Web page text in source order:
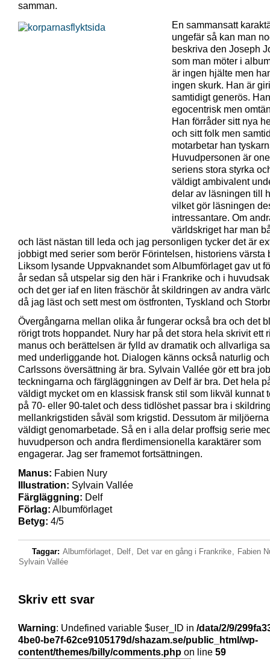
samman.
En sammansatt
ungefär så kan man
beskriva den Joseph
som man möter i
är ingen hjälte men
ingen skurk. Han är
samtidigt generös. Han
egocentrisk men
Han förråder sitt nya
och sitt folk men
motarbetar han
Huvudpersonen är
seriens stora styrka
väldigt ambivalent
delar av läsningen till
vilket gör läsningen
intressantare. Om
världskriget har man
och läst nästan till leda och jag personligen tycker det är
jobbigt med serier som berör Förintelsen, historiens värsta
Liksom lysande Uppvaknandet som Albumförlaget gav ut
år sedan så utspelar sig den här i Frankrike och i
och det ger iaf en liten fräschör åt skildringen av andra
då jag läst och sett mest om östfronten, Tyskland och
Övergångarna mellan olika år fungerar också bra och det
rörigt trots hoppandet. Nury har på det stora hela skrivit ett
manus och berättelsen är fylld av dramatik och allvarliga
med underliggande hot. Dialogen känns också naturlig
Carlssons översättning är bra. Sylvain Vallée gör ett bra
teckningarna och färgläggningen av Delf är bra. Det hela
väldigt mycket om en klassisk fransk stil som likväl kunnat
på 70- eller 90-talet och dess tidlöshet passar bra i
mellankrigstiden såväl som krigstid. Dessutom är
väldigt genomarbetade. Så en i alla delar proffsig serie
huvudperson och andra flerdimensionella karaktärer som
engagerar. Jag ser framemot fortsättningen.
Manus: Fabien Nury
Illustration: Sylvain Vallée
Färgläggning: Delf
Förlag: Albumförlaget
Betyg: 4/5
Taggar: Albumförlaget, Delf, Det var en gång i Frankrike, Fabien
Sylvain Vallée
Skriv ett svar
Warning: Undefined variable $user_ID in /data/2/9/
4be0-be7f-62ce9105179d/shazam.se/public_html/wp-
content/themes/billy/comments.php on line 59